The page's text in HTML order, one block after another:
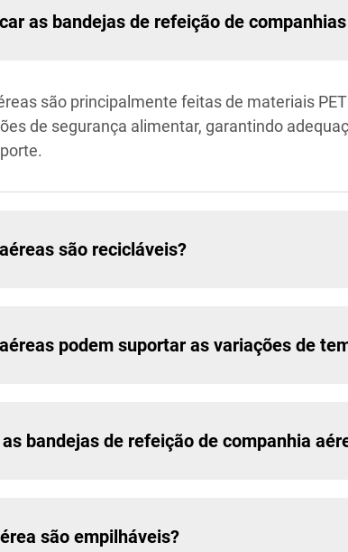
as bandejas de refeição de
são principalmente feitas de materiais
de segurança alimentar, garantindo
são recicláveis?
podem suportar as variações de
bandejas de refeição de companhia
são empilháveis?